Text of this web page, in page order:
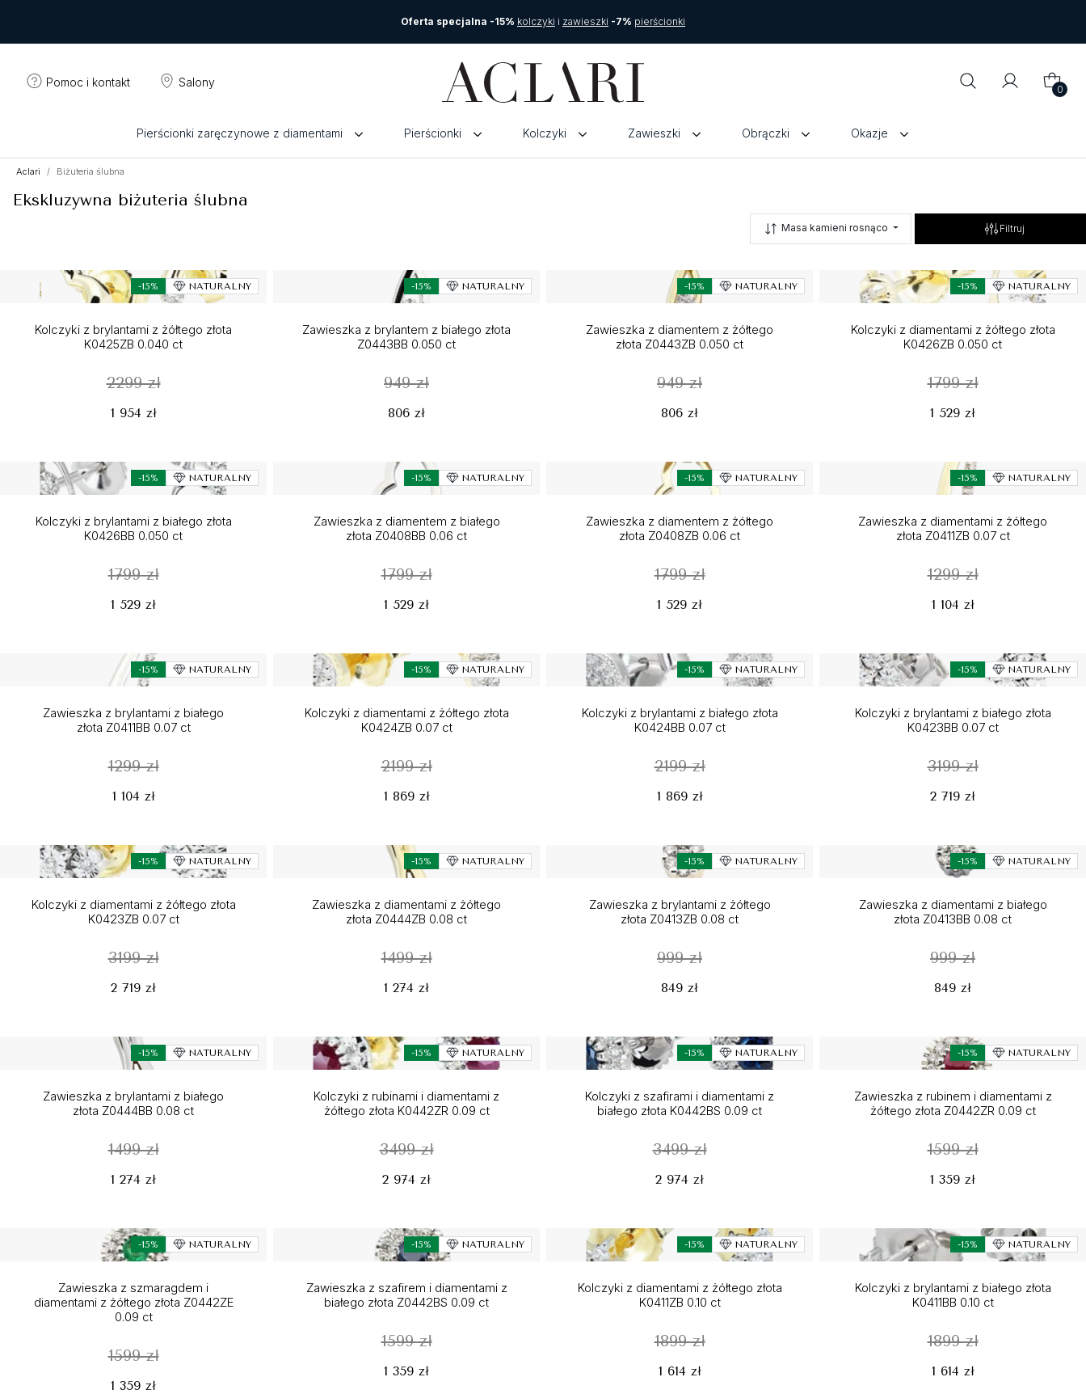
Oferta specjalna -15% kolczyki i zawieszki -7% pierścionki
Pomoc i kontakt Salony
0
Pierścionki zaręczynowe z diamentami Pierścionki Kolczyki Zawieszki Obrączki Okazje
Aclari Biżuteria ślubna
Ekskluzywna biżuteria ślubna
Masa kamieni rosnąco Filtruj
-15% NATURALNY
Kolczyki z brylantami z żółtego złota
K0425ZB 0.040 ct
2299 zł
1 954 zł
-15% NATURALNY
Zawieszka z brylantem z białego złota
Z0443BB 0.050 ct
949 zł
806 zł
-15% NATURALNY
Zawieszka z diamentem z żółtego
złota Z0443ZB 0.050 ct
949 zł
806 zł
-15% NATURALNY
Kolczyki z diamentami z żółtego złota
K0426ZB 0.050 ct
1799 zł
1 529 zł
-15% NATURALNY
Kolczyki z brylantami z białego złota
K0426BB 0.050 ct
1799 zł
1 529 zł
-15% NATURALNY
Zawieszka z diamentem z białego
złota Z0408BB 0.06 ct
1799 zł
1 529 zł
-15% NATURALNY
Zawieszka z diamentem z żółtego
złota Z0408ZB 0.06 ct
1799 zł
1 529 zł
-15% NATURALNY
Zawieszka z diamentami z żółtego
złota Z0411ZB 0.07 ct
1299 zł
1 104 zł
-15% NATURALNY
Zawieszka z brylantami z białego
złota Z0411BB 0.07 ct
1299 zł
1 104 zł
-15% NATURALNY
Kolczyki z diamentami z żółtego złota
K0424ZB 0.07 ct
2199 zł
1 869 zł
-15% NATURALNY
Kolczyki z brylantami z białego złota
K0424BB 0.07 ct
2199 zł
1 869 zł
-15% NATURALNY
Kolczyki z brylantami z białego złota
K0423BB 0.07 ct
3199 zł
2 719 zł
-15% NATURALNY
Kolczyki z diamentami z żółtego złota
K0423ZB 0.07 ct
3199 zł
2 719 zł
-15% NATURALNY
Zawieszka z diamentami z żółtego
złota Z0444ZB 0.08 ct
1499 zł
1 274 zł
-15% NATURALNY
Zawieszka z brylantami z żółtego
złota Z0413ZB 0.08 ct
999 zł
849 zł
-15% NATURALNY
Zawieszka z diamentami z białego
złota Z0413BB 0.08 ct
999 zł
849 zł
-15% NATURALNY
Zawieszka z brylantami z białego
złota Z0444BB 0.08 ct
1499 zł
1 274 zł
-15% NATURALNY
Kolczyki z rubinami i diamentami z
żółtego złota K0442ZR 0.09 ct
3499 zł
2 974 zł
-15% NATURALNY
Kolczyki z szafirami i diamentami z
białego złota K0442BS 0.09 ct
3499 zł
2 974 zł
-15% NATURALNY
Zawieszka z rubinem i diamentami z
żółtego złota Z0442ZR 0.09 ct
1599 zł
1 359 zł
-15% NATURALNY
Zawieszka z szmaragdem i
diamentami z żółtego złota Z0442ZE
0.09 ct
1599 zł
1 359 zł
-15% NATURALNY
Zawieszka z szafirem i diamentami z
białego złota Z0442BS 0.09 ct
1599 zł
1 359 zł
-15% NATURALNY
Kolczyki z diamentami z żółtego złota
K0411ZB 0.10 ct
1899 zł
1 614 zł
-15% NATURALNY
Kolczyki z brylantami z białego złota
K0411BB 0.10 ct
1899 zł
1 614 zł